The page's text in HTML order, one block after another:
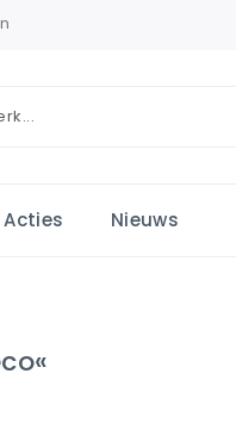
Acties Nieuws